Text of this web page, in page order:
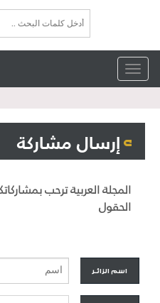
Toggle
navigation
إرسال مشاركة
المجلة العربية ترحب
الحقول
اسم الزائــر